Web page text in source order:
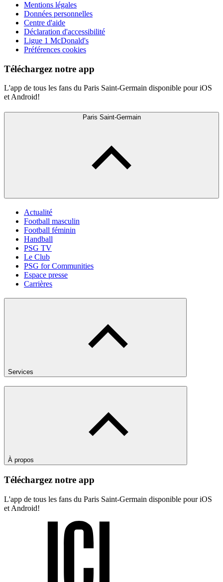
Mentions légales
Données personnelles
Centre d'aide
Déclaration d'accessibilité
Ligue 1 McDonald's
Préférences cookies
Téléchargez notre app
L'app de tous les fans du Paris Saint-Germain disponible pour iOS
et Android!
Paris Saint-Germain
Actualité
Football masculin
Football féminin
Handball
PSG TV
Le Club
PSG for Communities
Espace presse
Carrières
Services
À propos
Téléchargez notre app
L'app de tous les fans du Paris Saint-Germain disponible pour iOS
et Android!